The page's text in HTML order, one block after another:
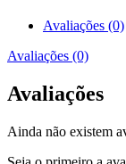
Avaliações (0)
Avaliações (0)
Avaliações
Ainda não existem